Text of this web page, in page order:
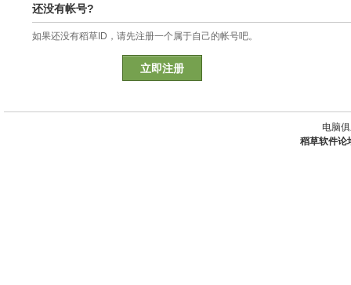
还没有帐号?
如果还没有稻草ID，请先注册一个属于自己的帐号吧。
立即注册
电脑
稻草软件论